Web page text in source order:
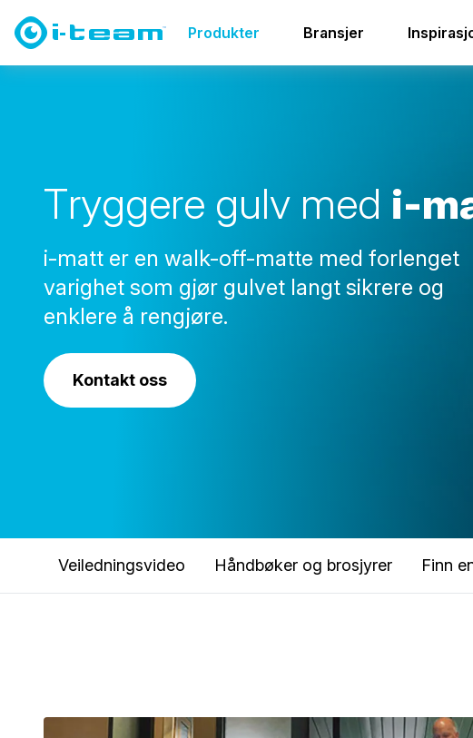
Produkter Bransjer
Gulv og overflater
Tryggere gulv med i-m
i-matt er en walk-off-matte med forlenget
varighet som gjør gulvet langt sikrere og
enklere å rengjøre.
Kontakt oss
Veiledningsvideo Håndbøker og brosjyrer Finn